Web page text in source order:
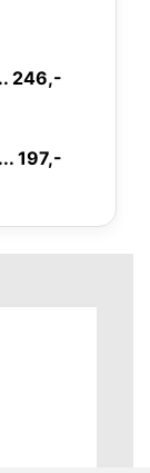
246,-
197,-